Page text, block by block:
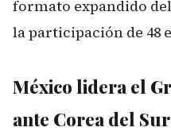
formato expandido
la participación de 48
México lidera el
ante Corea del Sur